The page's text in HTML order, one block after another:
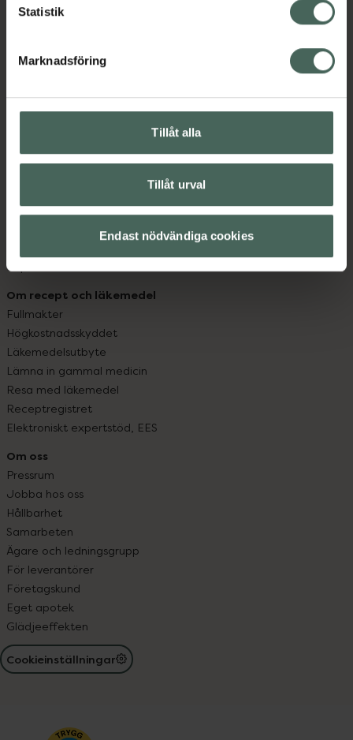
Statistik
Marknadsföring
Tillåt alla
Tillåt urval
Endast nödvändiga cookies
datorn. Oavsett vem du är så är det vårt uppdrag att
med oss.
Kundservice
Kontakta oss
Hitta apotek
Leverans, betalning och retur
Kundklubb
Sajtens tillgänglighet
Köpvillkor
Om recept och läkemedel
Fullmakter
Högkostnadsskyddet
Läkemedelsutbyte
Lämna in gammal medicin
Resa med läkemedel
Receptregistret
Elektroniskt expertstöd, EES
Om oss
Pressrum
Jobba hos oss
Hållbarhet
Samarbeten
Ägare och ledningsgrupp
För leverantörer
Företagskund
Eget apotek
Glädjeeffekten
Cookieinställningar